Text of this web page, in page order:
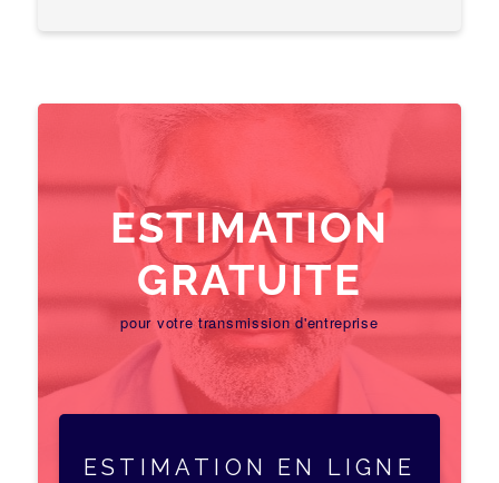
ESTIMATION
GRATUITE
pour votre transmission d'entreprise
ESTIMATION EN LIGNE